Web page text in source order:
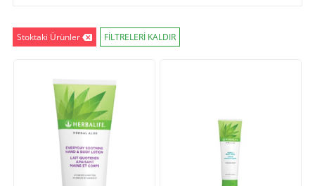
Stoktaki Ürünler FİLTRELERİ KALDIR